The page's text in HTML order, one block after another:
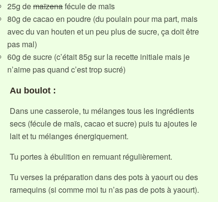
25g demaïzenafécule de maïs
80g de cacao en poudre (du poulain pour ma part, mais
avec du van houten et un peu plus de sucre, ça doit être
pas mal)
60g de sucre (c’était 85g sur la recette initiale mais je
n’aime pas quand c’est trop sucré)
Au boulot :
Dans une casserole, tu mélanges tous les ingrédients
secs (fécule de maïs, cacao et sucre) puis tu ajoutes le
lait et tu mélanges énergiquement.
Tu portes à ébulition en remuant régulièrement.
Tu verses la préparation dans des pots à yaourt ou des
ramequins (si comme moi tu n’as pas de pots à yaourt).